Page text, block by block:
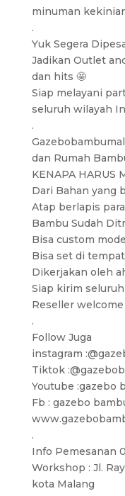
minuman
.
Yuk Segera
Jadikan Outlet
dan hits 🤩
Siap melayani
seluruh wilayah
.
dan Rumah
KENAPA HARUS
Dari Bahan yang
Atap berlapis
Bambu Sudah
Bisa custom
Bisa set di tempat
Dikerjakan oleh
Siap kirim
Reseller welcome
.
Follow Juga
instagram
Tiktok
Youtube :gazebo
Fb : gazebo
.
Info Pemesanan
Workshop : Jl.
kota Malang